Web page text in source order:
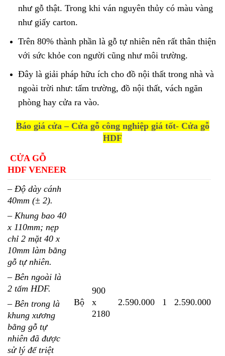
như gỗ thật. Trong khi ván nguyên thủy có màu vàng
như giấy carton.
Trên 80% thành phần là gỗ tự nhiên nên rất thân thiện
với sức khỏe con người cũng như môi trường.
Đây là giải pháp hữu ích cho đồ nội thất trong nhà và
ngoài trời như: tấm trường, đồ nội thất, vách ngăn
phòng hay cửa ra vào.
Báo giá cửa – Cửa gỗ công nghiệp giá tốt- Cửa gỗ
HDF
CỬA GỖ
HDF VENEER
– Độ dày cánh
40mm (± 2).
– Khung bao 40
x 110mm; nẹp
chỉ 2 mặt 40 x
10mm làm bằng
gỗ tự nhiên.
– Bên ngoài là
2 tấm HDF.
– Bên trong là
khung xương
bằng gỗ tự
nhiên đã được
sử lý để triệt
Bộ
900
x
2180
2.590.000 1 2.590.000